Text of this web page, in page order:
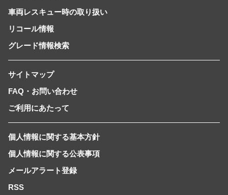
車両レスキュー時の取り扱い
リコール情報
グレード情報検索
サイトマップ
FAQ・お問い合わせ
ご利用にあたって
個人情報に関する基本方針
個人情報に関する公表事項
メールアラート登録
RSS